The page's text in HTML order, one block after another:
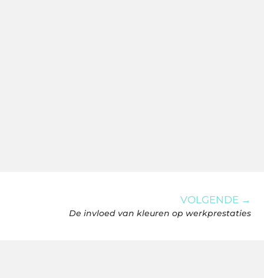
VOLGENDE →
De invloed van kleuren op werkprestaties